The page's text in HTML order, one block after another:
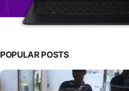
POPULAR POSTS